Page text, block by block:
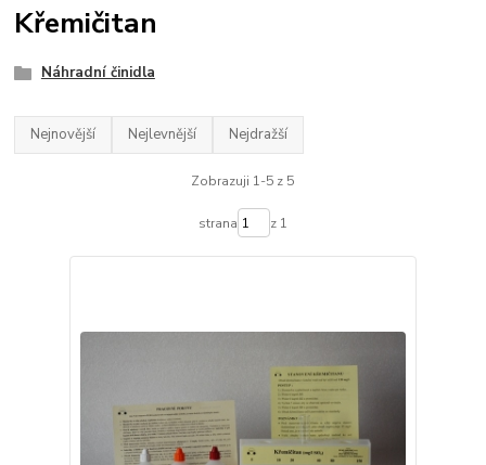
Křemičitan
Náhradní činidla
Nejnovější Nejlevnější Nejdražší
Zobrazuji 1-5 z 5
strana z 1